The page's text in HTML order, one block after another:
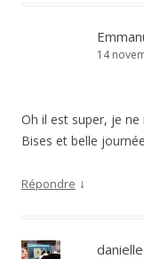
14
Oh il est super, je ne
Bises et belle
Répondre ↓
danielle